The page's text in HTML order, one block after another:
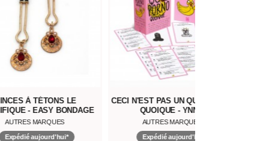
À TÉTONS LE
- EASY BONDAGE
AUTRES MARQUES
Expédié aujourd'hui*
CECI N'EST PAS UN QUIZ PORNO
QUOIQUE - YNNIS
AUTRES MARQUES
Expédié aujourd'hui*